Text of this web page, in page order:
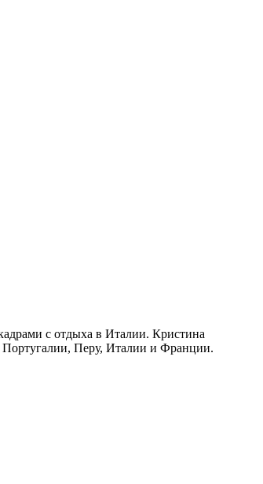
с отдыха в Италии. Кристина
Португалии, Перу, Италии и Франции.